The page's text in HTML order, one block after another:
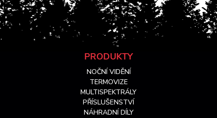
PRODUKTY
NOČNÍ VIDĚNÍ
TERMOVIZE
MULTISPEKTRÁLY
PŘÍSLUŠENSTVÍ
NÁHRADNÍ DÍLY